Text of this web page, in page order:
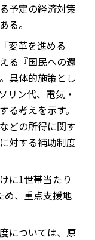
予定の経済対策
る。
変革を進める
る『国民への還
具体的施策とし
リン代、電気・
考えを示す。
どの所得に関す
対する補助制度
に1世帯当たり
め、重点支援地
については、原